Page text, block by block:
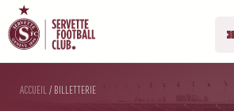
ACCUEIL /BILLETTERIE